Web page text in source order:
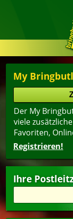
My
Der My
viele
Favoriten,
Registrieren!
Ihre